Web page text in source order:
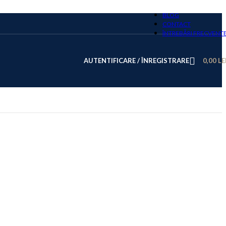
BLOG
CONTACT
ÎNTREBĂRI
AUTENTIFICARE / ÎNREGISTRARE 0,00